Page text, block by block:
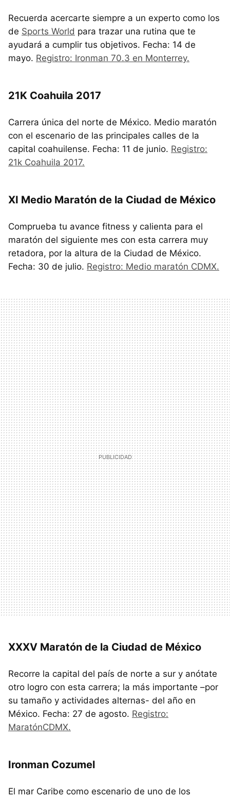
Recuerda acercarte siempre a un experto como los
de Sports World para trazar una rutina que te
ayudará a cumplir tus objetivos. Fecha: 14 de
mayo. Registro: Ironman 70.3 en Monterrey.
21K Coahuila 2017
Carrera única del norte de México. Medio maratón
con el escenario de las principales calles de la
capital coahuilense. Fecha: 11 de junio. Registro:
21k Coahuila 2017.
XI Medio Maratón de la Ciudad de México
Comprueba tu avance fitness y calienta para el
maratón del siguiente mes con esta carrera muy
retadora, por la altura de la Ciudad de México.
Fecha: 30 de julio. Registro: Medio maratón CDMX.
XXXV Maratón de la Ciudad de México
Recorre la capital del país de norte a sur y anótate
otro logro con esta carrera; la más importante –por
su tamaño y actividades alternas- del año en
México. Fecha: 27 de agosto. Registro:
MaratónCDMX.
Ironman Cozumel
El mar Caribe como escenario de uno de los